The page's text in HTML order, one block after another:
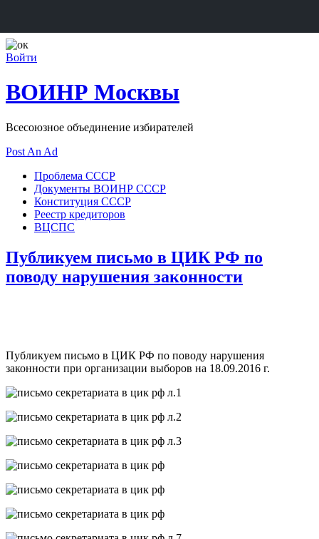
Войти
ВОИНР Москвы
Всесоюзное объединение избирателей
Post An Ad
Проблема СССР
Документы ВОИНР СССР
Конституция СССР
Реестр кредиторов
ВЦСПС
Публикуем письмо в ЦИК РФ по
поводу нарушения законности
Публикуем письмо в ЦИК РФ по поводу нарушения
законности при организации выборов на 18.09.2016 г.